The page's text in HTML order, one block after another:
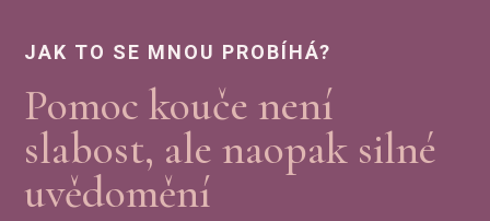
JAK TO SE MNOU PROBÍHÁ?
Pomoc kouče není
slabost, ale naopak silné
uvědomění